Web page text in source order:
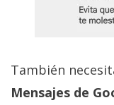
También
Mensajes de